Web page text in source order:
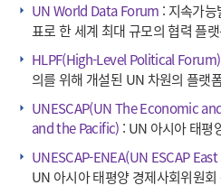
UN World Data Forum : 지속가
표로 한 세계 최대 규모의 협력 플
HLPF(High-Level Political Forum)
의를 위해 개설된 UN 차원의 플랫
UNESCAP(UN The Economic
and the Pacific) : UN 아시아 태평
UNESCAP-ENEA(UN ESCAP
UN 아시아 태평양 경제사회위원